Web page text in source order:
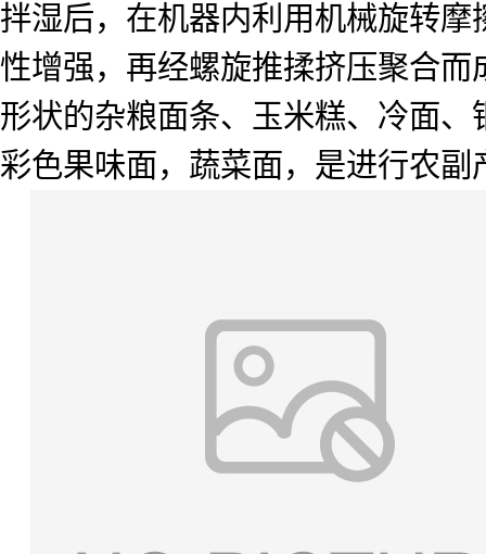
拌湿后，在机器内利用机械旋转
性增强，再经螺旋推揉挤压聚合
形状的杂粮面条、玉米糕、冷面
彩色果味面，蔬菜面，是进行农